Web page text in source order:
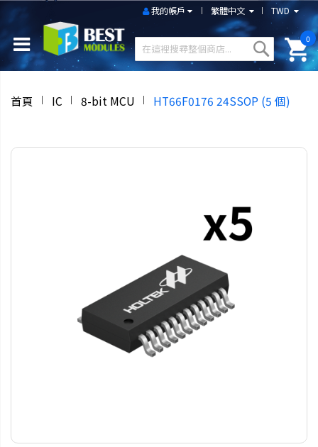
TWD
繁體中文
我的帳戶
0
首頁 IC 8-bit MCU HT66F0176 24SSOP (5 個)